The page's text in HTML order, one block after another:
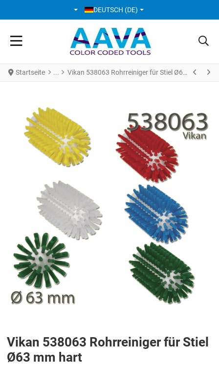
SPRACHE AUSWÄHLEN
DEUTSCH (DE)
Startseite Vikan 538063 Rohrreiniger für Stiel Ø63 mm hart
Vikan 538063 Rohrreiniger für Stiel
Ø63 mm hart